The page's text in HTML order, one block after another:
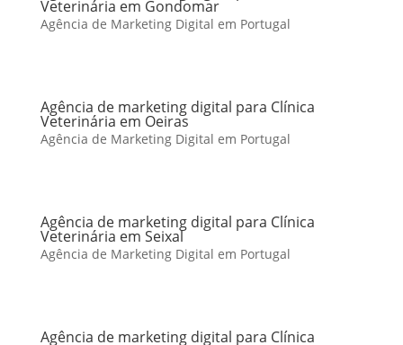
Veterinária em Gondomar
Agência de Marketing Digital em Portugal
Agência de marketing digital para Clínica
Veterinária em Oeiras
Agência de Marketing Digital em Portugal
Agência de marketing digital para Clínica
Veterinária em Seixal
Agência de Marketing Digital em Portugal
Agência de marketing digital para Clínica